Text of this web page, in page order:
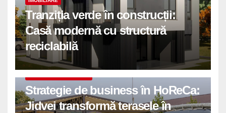
Tranziția verde în construcții:
Casă modernă cu structură
reciclabilă
Strategie de business în HoReCa:
Jidvei transformă terasele în